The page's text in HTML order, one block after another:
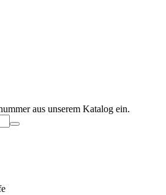
aus unserem Katalog ein.